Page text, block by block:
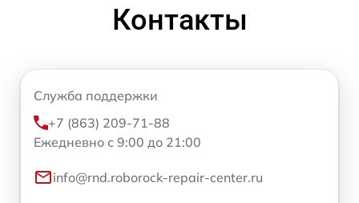
Контакты
Служба поддержки
+7 (863) 209-71-88
Ежедневно с 9:00 до 21:00
info@rnd.roborock-repair-center.ru